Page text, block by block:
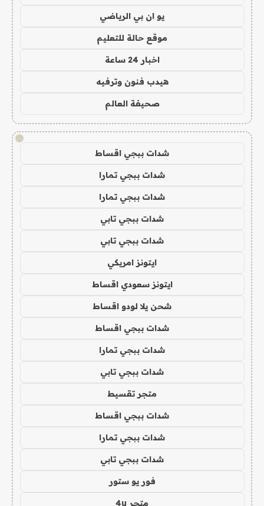
يو ان بي الرياضي
موقع حالة للتعليم
اخبار 24 ساعة
هيدب فنون وترفيه
صحيفة العالم
!
شدات ببجي اقساط
شدات ببجي تمارا
شدات ببجي تمارا
شدات ببجي تابي
شدات ببجي تابي
ايتونز امريكي
ايتونز سعودي اقساط
شحن يلا لودو اقساط
شدات ببجي اقساط
شدات ببجي تمارا
شدات ببجي تابي
متجر تقسيط
شدات ببجي اقساط
شدات ببجي تمارا
شدات ببجي تابي
فور يو ستور
متجر 4u